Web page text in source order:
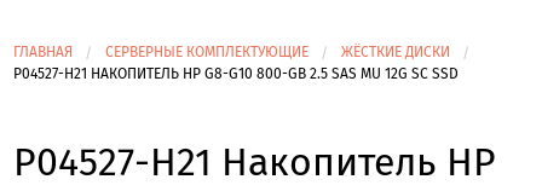
ГЛАВНАЯ СЕРВЕРНЫЕ КОМПЛЕКТУЮЩИЕ
ЖЁСТКИЕ ДИСКИ
P04527-H21 НАКОПИТЕЛЬ HP G8-G10 800-GB 2.5 SAS MU 12G SC SSD
P04527-H21 Накопитель HP